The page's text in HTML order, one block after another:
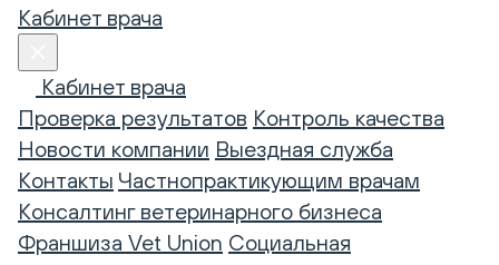
Кабинет врача
Кабинет врача
Проверка результатов Контроль качества
Новости компании Выездная служба
Контакты Частнопрактикующим врачам
Консалтинг ветеринарного бизнеса
Франшиза Vet Union Социальная